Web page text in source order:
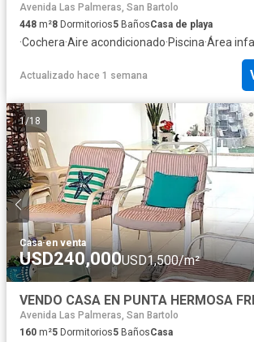
Avenida Las Palmeras, San Bartolo
448 m²8 Dormitorios5 BañosCasa de playa
·Cochera·Aire acondicionado·Piscina·Área
Actualizado hace 1 semana
1/18
Casa·en venta
USD240,000USD1,500/m²
Avenida Las Palmeras, San Bartolo
160 m²5 Dormitorios5 BañosCasa